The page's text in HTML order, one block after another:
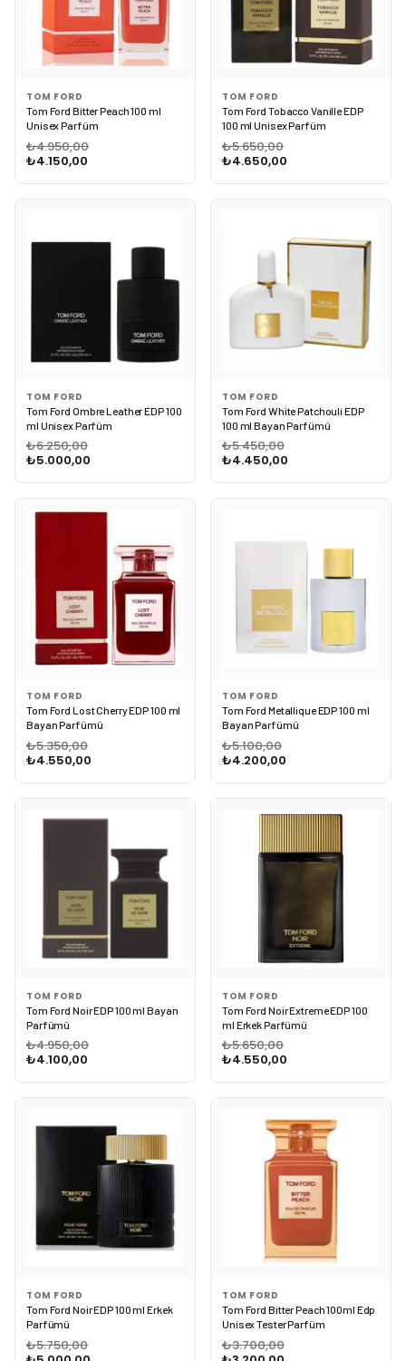
TOM FORD
Tom Ford Bitter Peach 100 ml
Unisex Parfüm
₺4.950,00
₺4.150,00
TOM FORD
Tom Ford Tobacco Vanille EDP
100 ml Unisex Parfüm
₺5.650,00
₺4.650,00
TOM FORD
Tom Ford Ombre Leather EDP 100
ml Unisex Parfüm
₺6.250,00
₺5.000,00
TOM FORD
Tom Ford White Patchouli EDP
100 ml Bayan Parfümü
₺5.450,00
₺4.450,00
TOM FORD
Tom Ford Lost Cherry EDP 100 ml
Bayan Parfümü
₺5.350,00
₺4.550,00
TOM FORD
Tom Ford Metallique EDP 100 ml
Bayan Parfümü
₺5.100,00
₺4.200,00
TOM FORD
Tom Ford Noir EDP 100 ml Bayan
Parfümü
₺4.950,00
₺4.100,00
TOM FORD
Tom Ford Noir Extreme EDP 100
ml Erkek Parfümü
₺5.650,00
₺4.550,00
TOM FORD
Tom Ford Noir EDP 100 ml Erkek
Parfümü
₺5.750,00
TOM FORD
Tom Ford Bitter Peach 100ml Edp
Unisex Tester Parfüm
₺3.700,00